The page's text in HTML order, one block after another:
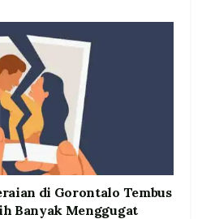
di Gorontalo Tembus
Banyak Menggugat